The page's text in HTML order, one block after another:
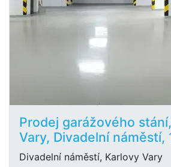
Prodej garážového
Vary, Divadelní náměstí,
Divadelní náměstí, Karlovy Vary